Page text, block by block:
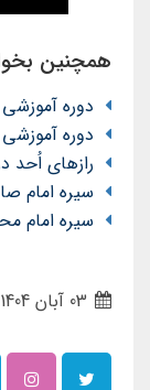
همچنین
دوره
دوره
رازهای اُحد
سیره امام
سیره امام